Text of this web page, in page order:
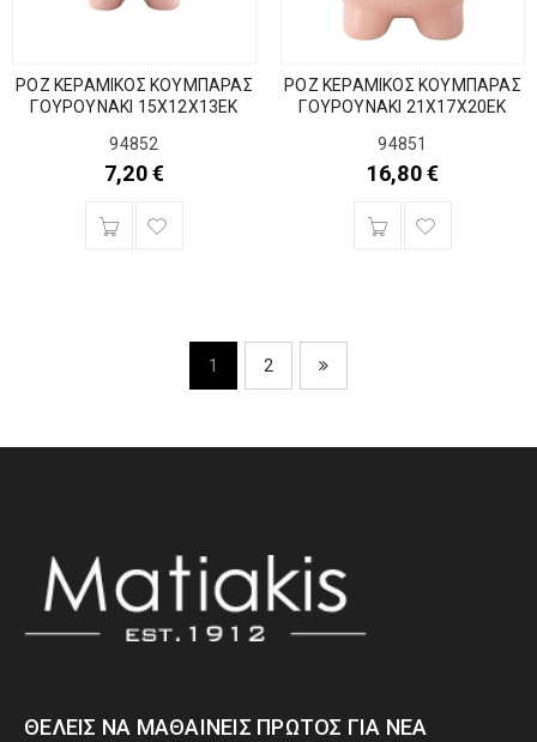
ΡΟΖ ΚΕΡΑΜΙΚΟΣ ΚΟΥΜΠΑΡΑΣ
ΓΟΥΡΟΥΝΑΚΙ 15Χ12Χ13ΕΚ
94852
7,20€
ΡΟΖ ΚΕΡΑΜΙΚΟΣ ΚΟΥΜΠΑΡΑΣ
ΓΟΥΡΟΥΝΑΚΙ 21Χ17Χ20ΕΚ
94851
16,80€
1 2
ΘΈΛΕΙΣ ΝΑ ΜΑΘΑΊΝΕΙΣ ΠΡΏΤΟΣ ΓΙΑ ΝΈΑ